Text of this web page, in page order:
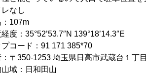
レなし
107m
度：35°52’53.7″N 139°18’14.3″E
プコード：91 171 385*70
〒350-1253 埼玉県日高市武蔵台１丁目
山域：日和田山